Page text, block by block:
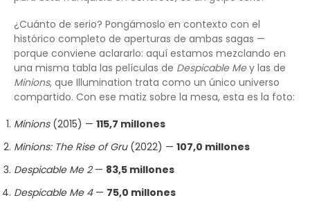
¿Cuánto de serio? Pongámoslo en contexto con el
histórico completo de aperturas de ambas sagas —
porque conviene aclararlo: aquí estamos mezclando en
una misma tabla las películas de Despicable Mey las de
Minions, que Illumination trata como un único universo
compartido. Con ese matiz sobre la mesa, esta es la foto:
Minions(2015) — 115,7 millones
Minions: The Rise of Gru(2022) — 107,0 millones
Despicable Me 2— 83,5 millones
Despicable Me 4— 75,0 millones